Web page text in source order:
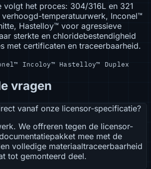
volgt het proces: 304/316L en 321
temperatuurwerk, Inconel™
Hastelloy™ voor agressieve
sterkte en chloridebestendigheid
met certificaten en traceerbaarheid.
Incoloy™ Hastelloy™ Duplex
vragen
vanaf onze licensor-specificatie?
We offreren tegen de licensor-
mee met de
volledige materiaaltraceerbaarheid
tot gemonteerd deel.